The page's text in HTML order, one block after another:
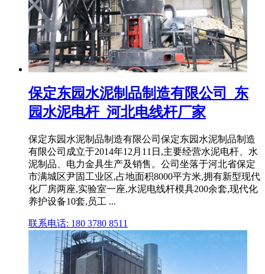
保定东园水泥制品制造有限公司_东
园水泥电杆_河北电线杆厂家
保定东园水泥制品制造有限公司保定东园水泥制品制造
有限公司成立于2014年12月11日,主要经营水泥电杆、水
泥制品、电力金具生产及销售。公司坐落于河北省保定
市满城区尹固工业区,占地面积8000平方米,拥有新型现代
化厂房两座,实验室一座,水泥电线杆模具200余套,现代化
养护设备10套,员工 ...
联系电话: 180 3780 8511